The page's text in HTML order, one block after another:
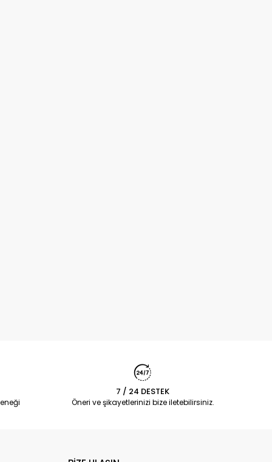
7 / 24 DESTEK
Öneri ve şikayetlerinizi bize iletebilirsiniz.